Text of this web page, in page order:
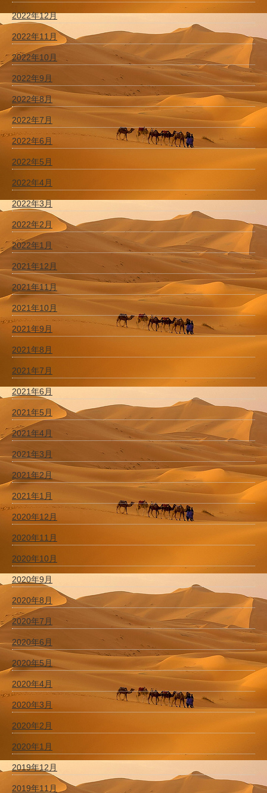
2022年12月
2022年11月
2022年10月
2022年9月
2022年8月
2022年7月
2022年6月
2022年5月
2022年4月
2022年3月
2022年2月
2022年1月
2021年12月
2021年11月
2021年10月
2021年9月
2021年8月
2021年7月
2021年6月
2021年5月
2021年4月
2021年3月
2021年2月
2021年1月
2020年12月
2020年11月
2020年10月
2020年9月
2020年8月
2020年7月
2020年6月
2020年5月
2020年4月
2020年3月
2020年2月
2020年1月
2019年12月
2019年11月